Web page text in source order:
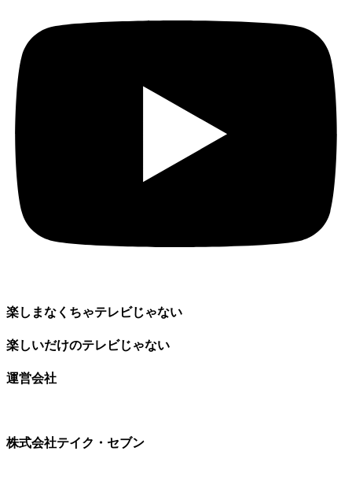
楽しまなくちゃテレビじゃない
楽しいだけのテレビじゃない
運営会社
株式会社テイク・セブン